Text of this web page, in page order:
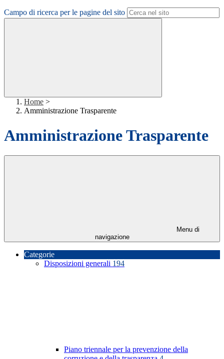
Campo di ricerca per le pagine del sito
Home >
Amministrazione Trasparente
Amministrazione Trasparente
Menu di
navigazione
Categorie
Disposizioni generali 194
Piano triennale per la prevenzione della